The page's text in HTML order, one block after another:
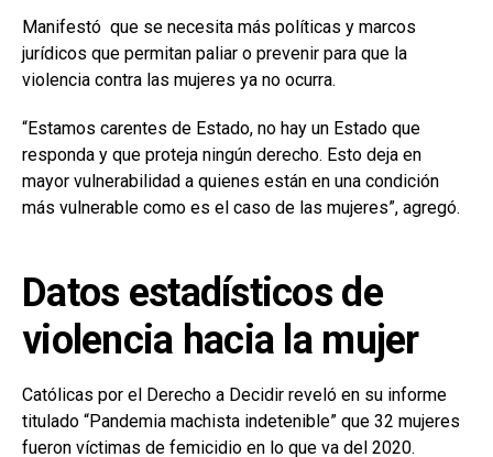
Manifestó que se necesita más políticas y marcos
jurídicos que permitan paliar o prevenir para que la
violencia contra las mujeres ya no ocurra.
“Estamos carentes de Estado, no hay un Estado que
responda y que proteja ningún derecho. Esto deja en
mayor vulnerabilidad a quienes están en una condición
más vulnerable como es el caso de las mujeres”, agregó.
Datos estadísticos de
violencia hacia la mujer
Católicas por el Derecho a Decidir reveló en su informe
titulado “Pandemia machista indetenible” que 32 mujeres
fueron víctimas de femicidio en lo que va del 2020.